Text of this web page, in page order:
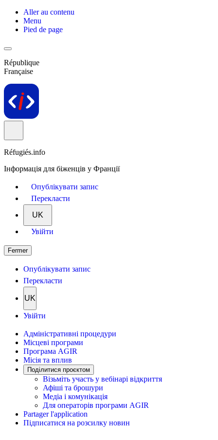
Aller au contenu
Menu
Pied de page
République
Française
Réfugiés.info
Інформація для біженців у Франції
Опублікувати запис
Перекласти
UK
Увійти
Fermer
Опублікувати запис
Перекласти
UK
Увійти
Адміністративні процедури
Місцеві програми
Програма AGIR
Місія та вплив
Поділитися проєктом
Візьміть участь у вебінарі відкриття
Афіші та брошури
Медіа і комунікація
Для операторів програми AGIR
Partager l'application
Підписатися на розсилку новин